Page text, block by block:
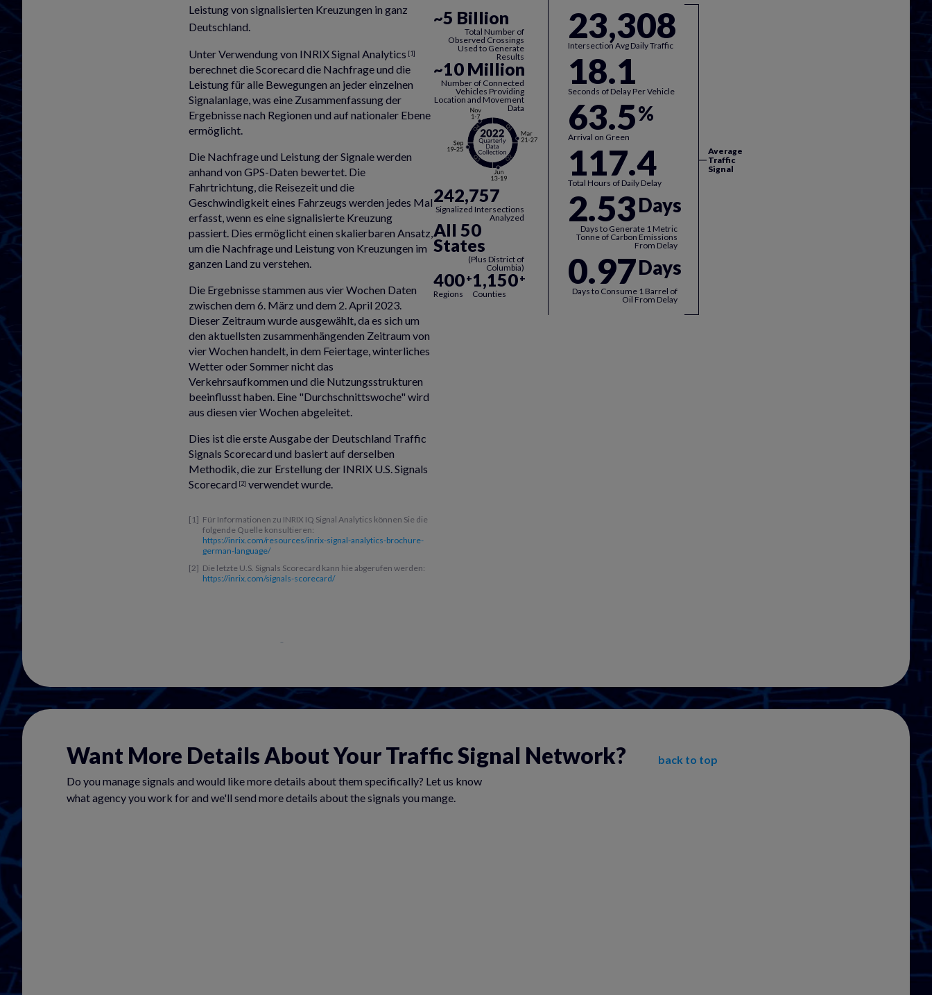
Leistung von signalisierten Kreuzungen in ganz
Deutschland.
Unter Verwendung von INRIX Signal Analytics [1]
berechnet die Scorecard die Nachfrage und die
Leistung für alle Bewegungen an jeder einzelnen
Signalanlage, was eine Zusammenfassung der
Ergebnisse nach Regionen und auf nationaler Ebene
ermöglicht.
Die Nachfrage und Leistung der Signale werden
anhand von GPS-Daten bewertet. Die
Fahrtrichtung, die Reisezeit und die
Geschwindigkeit eines Fahrzeugs werden jedes Mal
erfasst, wenn es eine signalisierte Kreuzung
passiert. Dies ermöglicht einen skalierbaren Ansatz,
um die Nachfrage und Leistung von Kreuzungen im
ganzen Land zu verstehen.
Die Ergebnisse stammen aus vier Wochen Daten
zwischen dem 6. März und dem 2. April 2023.
Dieser Zeitraum wurde ausgewählt, da es sich um
den aktuellsten zusammenhängenden Zeitraum von
vier Wochen handelt, in dem Feiertage, winterliches
Wetter oder Sommer nicht das
Verkehrsaufkommen und die Nutzungsstrukturen
beeinflusst haben. Eine "Durchschnittswoche" wird
aus diesen vier Wochen abgeleitet.
Dies ist die erste Ausgabe der Deutschland Traffic
Signals Scorecard und basiert auf derselben
Methodik, die zur Erstellung der INRIX U.S. Signals
Scorecard [2] verwendet wurde.
Für Informationen zu INRIX IQ Signal Analytics können Sie die
folgende Quelle konsultieren:
https://inrix.com/resources/inrix-signal-analytics-brochure-
german-language/
Die letzte U.S. Signals Scorecard kann hie abgerufen werden:
https://inrix.com/signals-scorecard/
© INRIX, Inc. 2023
~5 Billion
Total Number of
Observed Crossings
Used to Generate
Results
~10 Million
Number of Connected
Vehicles Providing
Location and Movement
Data
242,757
Signalized Intersections
Analyzed
All 50
States
(Plus District of
Columbia)
400+
Regions
1,150+
Counties
23,308
Intersection Avg Daily Traffic
18.1
Seconds of Delay Per Vehicle
63.5%
Arrival on Green
117.4
Total Hours of Daily Delay
2.53Days
Days to Generate 1 Metric
Tonne of Carbon Emissions
From Delay
0.97Days
Days to Consume 1 Barrel of
Oil From Delay
Average
Traffic
Signal
Want More Details About Your Traffic Signal Network?
back to top
Do you manage signals and would like more details about them specifically? Let us know
what agency you work for and we'll send more details about the signals you mange.